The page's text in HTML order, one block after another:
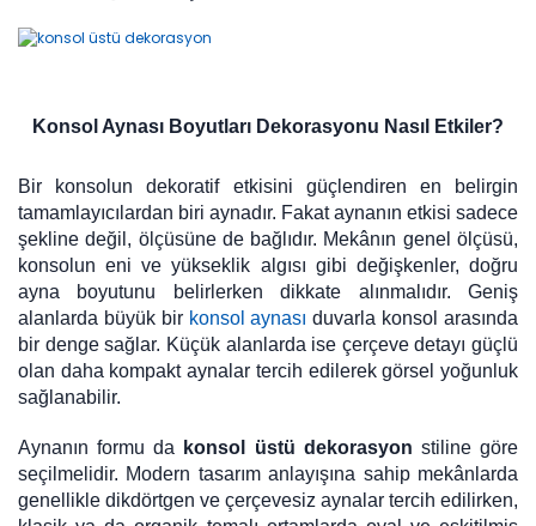
Konsol Aynası Boyutları Dekorasyonu Nasıl Etkiler?
Bir konsolun dekoratif etkisini güçlendiren en belirgin
tamamlayıcılardan biri aynadır. Fakat aynanın etkisi sadece
şekline değil, ölçüsüne de bağlıdır. Mekânın genel ölçüsü,
konsolun eni ve yükseklik algısı gibi değişkenler, doğru
ayna boyutunu belirlerken dikkate alınmalıdır. Geniş
alanlarda büyük bir konsol aynası duvarla konsol arasında
bir denge sağlar. Küçük alanlarda ise çerçeve detayı güçlü
olan daha kompakt aynalar tercih edilerek görsel yoğunluk
sağlanabilir.
Aynanın formu da konsol üstü dekorasyon stiline göre
seçilmelidir. Modern tasarım anlayışına sahip mekânlarda
genellikle dikdörtgen ve çerçevesiz aynalar tercih edilirken,